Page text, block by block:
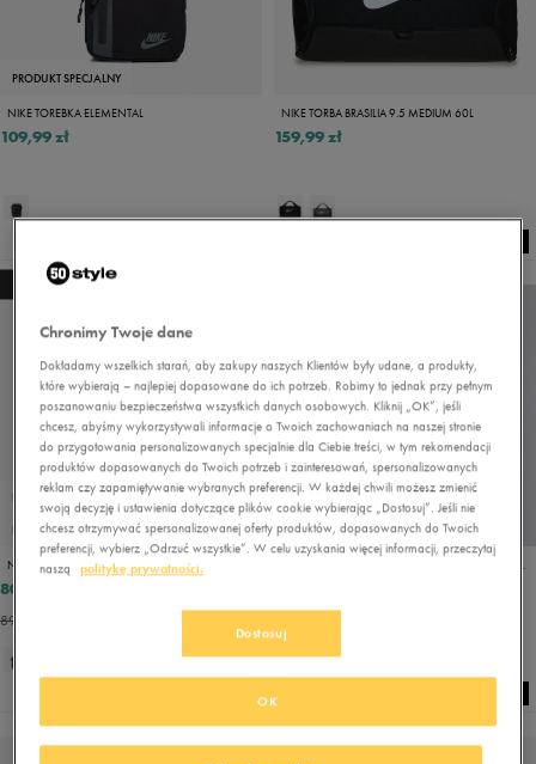
PRODUKT SPECJALNY
NIKE TOREBKA ELEMENTAL
109,99 zł
NIKE TORBA BRASILIA 9.5 MEDIUM 60L
159,99 zł
NEW
PROMO: DO -30%
PRODUKT SPECJALNY
NIKE TOREBKA NK HERITAGE CROSSBODY - FA21
80,99 zł
89,99 zł
PROMO: DO -30%
NEW ERA TOREBKA MLB SIDE BAG NYY BLK BLKWHI NEW YORK YANKEES
Chronimy Twoje dane
Dokładamy wszelkich starań, aby zakupy naszych Klientów były udane, a produkty,
które wybierają – najlepiej dopasowane do ich potrzeb. Robimy to jednak przy pełnym
poszanowaniu bezpieczeństwa wszystkich danych osobowych. Kliknij „OK”, jeśli
chcesz, abyśmy wykorzystywali informacje o Twoich zachowaniach na naszej stronie
do przygotowania personalizowanych specjalnie dla Ciebie treści, w tym rekomendacji
produktów dopasowanych do Twoich potrzeb i zainteresowań, spersonalizowanych
reklam czy zapamiętywanie wybranych preferencji. W każdej chwili możesz zmienić
swoją decyzję i ustawienia dotyczące plików cookie wybierając „Dostosuj”. Jeśli nie
chcesz otrzymywać spersonalizowanej oferty produktów, dopasowanych do Twoich
preferencji, wybierz „Odrzuć wszystkie”. W celu uzyskania więcej informacji, przeczytaj
naszą
politykę prywatności.
Dostosuj
OK